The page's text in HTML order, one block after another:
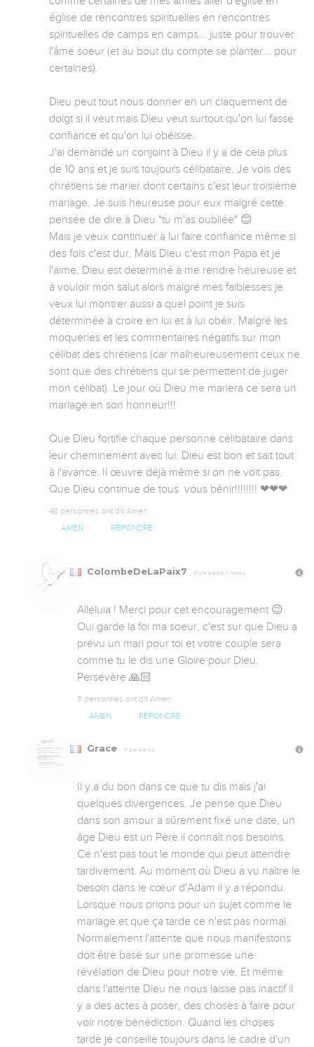
église de rencontres spirituelles en rencontres
spirituelles de camps en camps... juste pour trouver
l'âme soeur (et au bout du compte se planter... pour
certaines).
Dieu peut tout nous donner en un claquement de
doigt si il veut mais Dieu veut surtout qu'on lui fasse
confiance et qu'on lui obéisse.
J'ai demandé un conjoint à Dieu il y a de cela plus
de 10 ans et je suis toujours célibataire. Je vois des
chrétiens se marier dont certains c'est leur troisième
mariage. Je suis heureuse pour eux malgré cette
pensée de dire à Dieu "tu m'as oubliée" 😊
Mais je veux continuer à lui faire confiance même si
des fois c'est dur. Mais Dieu c'est mon Papa et je
l'aime. Dieu est déterminé à me rendre heureuse et
à vouloir mon salut alors malgré mes faiblesses je
veux lui montrer aussi a quel point je suis
déterminée à croire en lui et à lui obéir. Malgré les
moqueries et les commentaires négatifs sur mon
célibat des chrétiens (car malheureusement ceux ne
sont que des chrétiens qui se permettent de juger
mon célibat). Le jour où Dieu me mariera ce sera un
mariage en son honneur!!!
Que Dieu fortifie chaque personne célibataire dans
leur cheminement avec lui. Dieu est bon et sait tout
à l'avance. Il œuvre déjà même si on ne voit pas.
Que Dieu continue de tous  vous bénir!!!!!!!! ❤❤❤
48 personnes ont dit Amen
AMEN RÉPONDRE
ColombeDeLaPaix7 Il y a 5 ans, 1 mois
Alléluia ! Merci pour cet encouragement 😉
Oui garde la foi ma soeur, c'est sur que Dieu a
prévu un mari pour toi et votre couple sera
comme tu le dis une Gloire pour Dieu.
Persévère 🙏🏻
3 personnes ont dit Amen
AMEN RÉPONDRE
Grace Il y a 4 ans
Il y a du bon dans ce que tu dis mais j'ai
quelques divergences. Je pense que Dieu
dans son amour a sûrement fixé une date, un
âge Dieu est un Père il connaît nos besoins.
Ce n'est pas tout le monde qui peut attendre
tardivement. Au moment où Dieu a vu naître le
besoin dans le cœur d'Adam il y a répondu.
Lorsque nous prions pour un sujet comme le
mariage et que ça tarde ce n'est pas normal.
Normalement l'attente que nous manifestons
doit être basé sur une promesse une
révélation de Dieu pour notre vie. Et même
dans l'attente Dieu ne nous laisse pas inactif il
y a des actes à poser, des choses à faire pour
voir notre bénédiction. Quand les choses
tarde je conseille toujours dans le cadre d'un